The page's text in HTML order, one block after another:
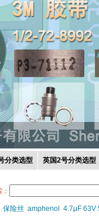
分类选型 英国2号分类选型
保险丝 amphenol 4.7μF 63V